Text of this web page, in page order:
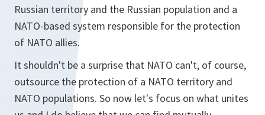
Russian territory and the Russian population and a
NATO-based system responsible for the protection
of NATO allies.
It shouldn't be a surprise that NATO can't, of course,
outsource the protection of a NATO territory and
NATO populations. So now let's focus on what unites